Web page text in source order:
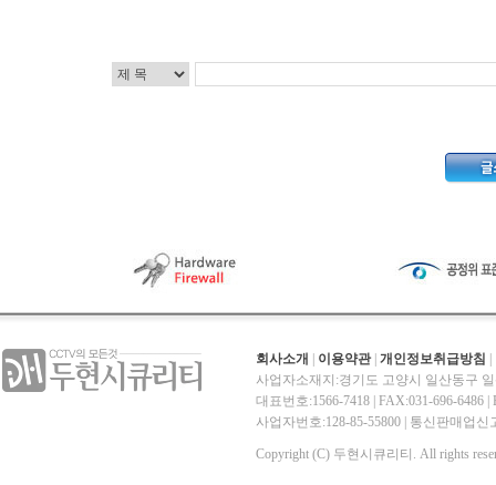
회사소개 이용약관| 개인정보취급방침
사업자소재지:경기도 고양시 일산동구
대표번호:1566-7418 | FAX:031-696-6486 |
사업자번호:128-85-55800 | 통신판매업
Copyright (C) 두현시큐리티. All rights